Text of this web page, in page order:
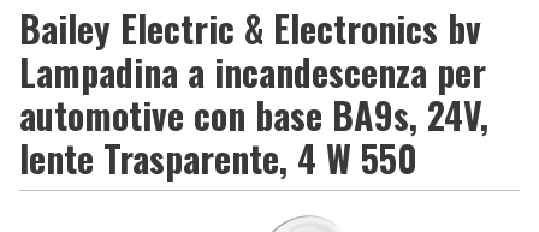
Bailey Electric & Electronics bv
Lampadina a incandescenza per
automotive con base BA9s, 24V,
lente Trasparente, 4 W 550